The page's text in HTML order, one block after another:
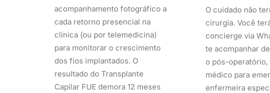
acompanhamento fotográfico a
cada retorno presencial na
clínica (ou por telemedicina)
para monitorar o crescimento
dos fios implantados. O
resultado do Transplante
Capilar FUE demora 12 meses
O cuidado não
cirurgia. Você
concierge via
te acompanhar
o pós-
médico para
enfermeira